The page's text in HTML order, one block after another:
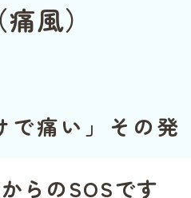
風）
で痛い」その発
らのSOSです